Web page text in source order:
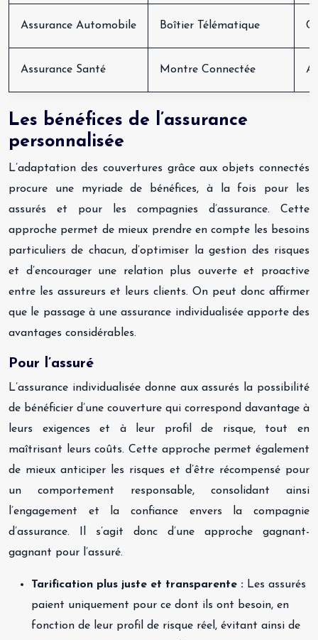
Assurance Automobile Boîtier Télématique
Assurance Santé Montre Connectée
Les bénéfices de l’assurance
personnalisée
L’adaptation des couvertures grâce aux objets connectés
procure une myriade de bénéfices, à la fois pour les
assurés et pour les compagnies d’assurance. Cette
approche permet de mieux prendre en compte les besoins
particuliers de chacun, d’optimiser la gestion des risques
et d’encourager une relation plus ouverte et proactive
entre les assureurs et leurs clients. On peut donc affirmer
que le passage à une assurance individualisée apporte des
avantages considérables.
Pour l’assuré
L’assurance individualisée donne aux assurés la possibilité
de bénéficier d’une couverture qui correspond davantage à
leurs exigences et à leur profil de risque, tout en
maîtrisant leurs coûts. Cette approche permet également
de mieux anticiper les risques et d’être récompensé pour
un comportement responsable, consolidant ainsi
l’engagement et la confiance envers la compagnie
d’assurance. Il s’agit donc d’une approche gagnant-
gagnant pour l’assuré.
Tarification plus juste et transparente : Les assurés
paient uniquement pour ce dont ils ont besoin, en
fonction de leur profil de risque réel, évitant ainsi de